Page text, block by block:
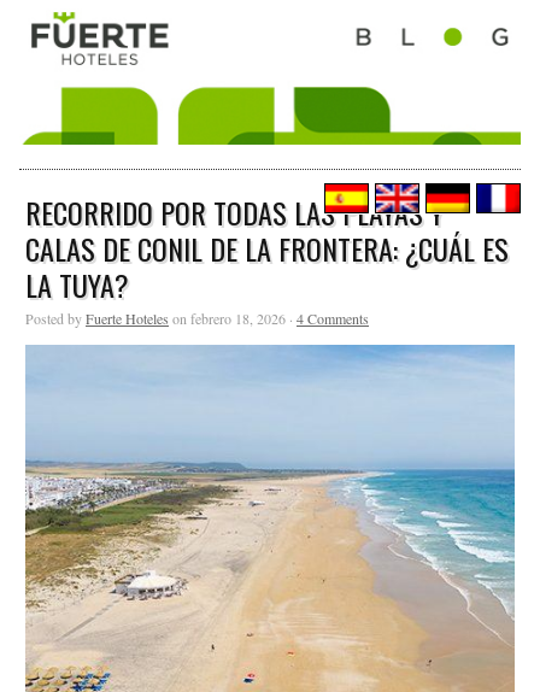
RECORRIDO POR TODAS LAS PLAYAS Y
CALAS DE CONIL DE LA FRONTERA: ¿CUÁL ES
LA TUYA?
Posted byFuerte Hoteles on febrero 18, 2026 · 4 Comments